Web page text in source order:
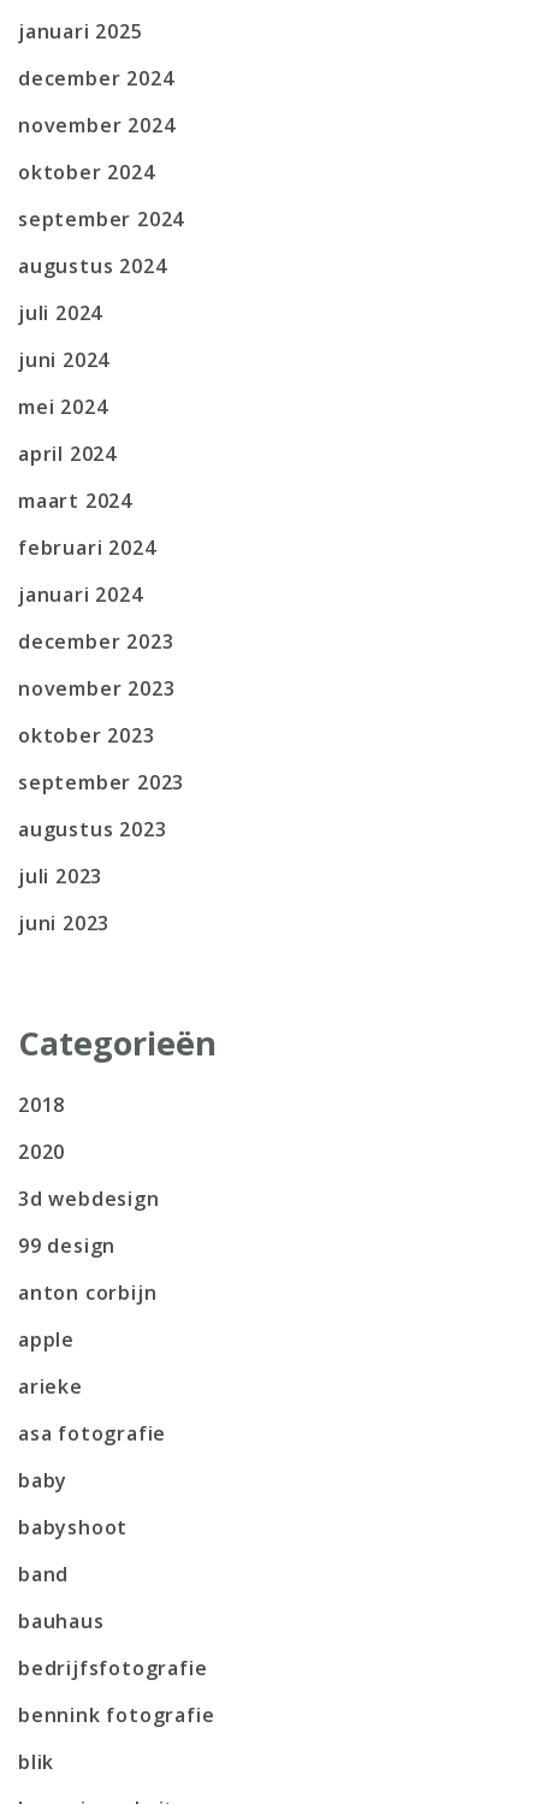
januari 2025
december 2024
november 2024
oktober 2024
september 2024
augustus 2024
juli 2024
juni 2024
mei 2024
april 2024
maart 2024
februari 2024
januari 2024
december 2023
november 2023
oktober 2023
september 2023
augustus 2023
juli 2023
juni 2023
Categorieën
2018
2020
3d webdesign
99 design
anton corbijn
apple
arieke
asa fotografie
baby
babyshoot
band
bauhaus
bedrijfsfotografie
bennink fotografie
blik